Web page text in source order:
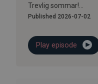
Trevlig sommar!...
Published 2026-07-02
Play episode